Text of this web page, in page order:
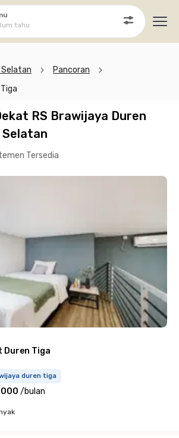
tahu
Pancoran
RS Brawijaya Duren
Tersedia
Duren Tiga
duren tiga
/bulan